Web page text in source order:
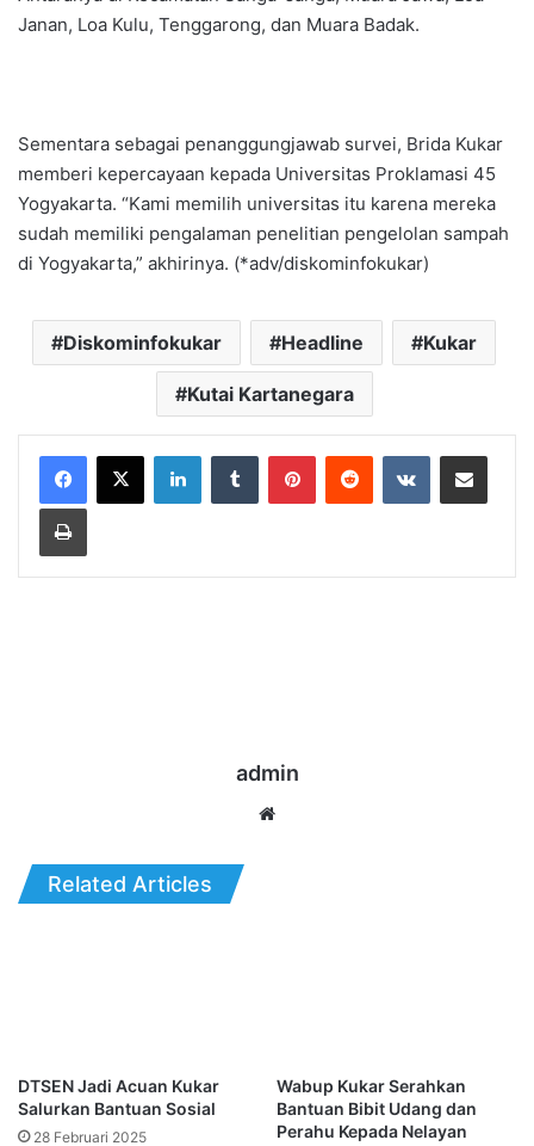
Janan, Loa Kulu, Tenggarong, dan Muara Badak.
Sementara sebagai penanggungjawab survei, Brida Kukar
memberi kepercayaan kepada Universitas Proklamasi 45
Yogyakarta. “Kami memilih universitas itu karena mereka
sudah memiliki pengalaman penelitian pengelolan sampah
di Yogyakarta,” akhirinya. (*adv/diskominfokukar)
Diskominfokukar Headline Kukar
Kutai Kartanegara
LinkedInTumblr PinterestReddit VKontakteShare via Email
Print
admin
Related Articles
DTSEN Jadi Acuan Kukar
Salurkan Bantuan Sosial
28 Februari 2025
Wabup Kukar Serahkan
Bantuan Bibit Udang dan
Perahu Kepada Nelayan